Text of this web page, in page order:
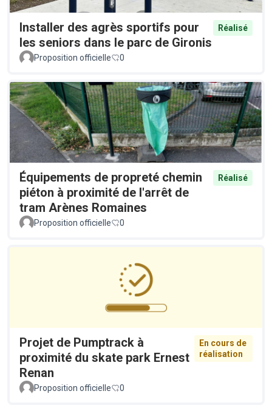
Installer des agrès sportifs pour
les seniors dans le parc de Gironis
Réalisé
Proposition officielle 0
Équipements de propreté chemin
piéton à proximité de l'arrêt de
tram Arènes Romaines
Réalisé
Proposition officielle 0
Projet de Pumptrack à
proximité du skate park Ernest
Renan
En cours de
réalisation
Proposition officielle 0